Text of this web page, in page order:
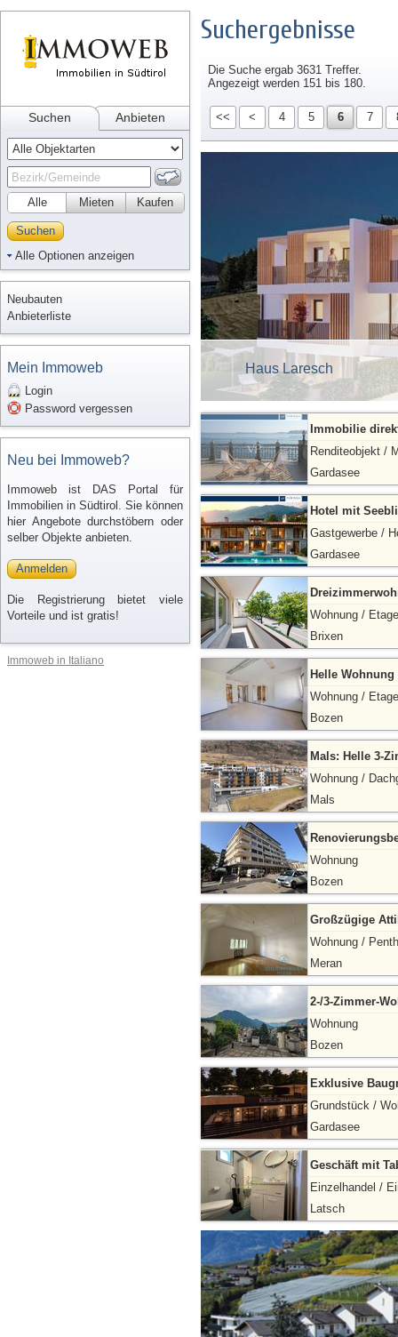
Suchen Anbieten
Alle Kaufen
Mieten
Suchen
Alle Optionen anzeigen
Neubauten
Anbieterliste
Mein Immoweb
Login
Password vergessen
Neu bei Immoweb?
Immoweb ist DAS Portal für
Immobilien in Südtirol. Sie können
hier Angebote durchstöbern oder
selber Objekte anbieten.
Anmelden
Die Registrierung bietet viele
Vorteile und ist gratis!
Immoweb in Italiano
Suchergebnisse
Die Suche ergab 3631 Treffer.
Angezeigt werden 151 bis 180.
<< < 4 5 6 7
Haus Laresch
Immobilie
Renditeobjekt /
Gardasee
Hotel mit
Gastgewerbe /
Gardasee
Wohnung / Etage
Brixen
Helle
Wohnung / Etage
Bozen
Mals: Helle 3-
Wohnung /
Mals
Wohnung
Bozen
Großzügige
Wohnung /
Meran
2-/3-Zimmer-
Wohnung
Bozen
Exklusive
Grundstück /
Gardasee
Geschäft mit
Einzelhandel /
Latsch